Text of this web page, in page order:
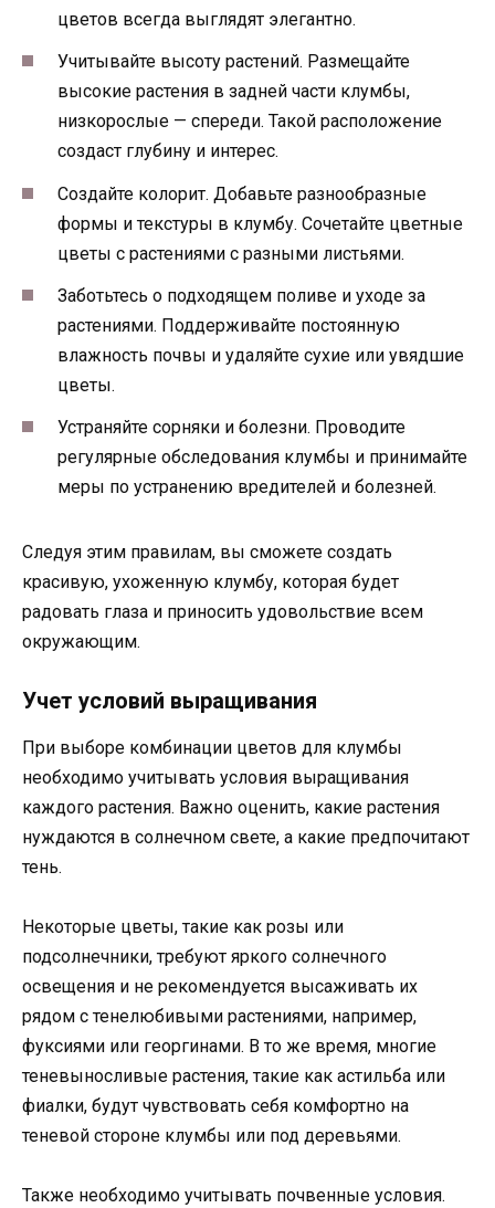
цветов всегда выглядят элегантно.
Учитывайте высоту растений. Размещайте
высокие растения в задней части клумбы,
низкорослые — спереди. Такой расположение
создаст глубину и интерес.
Создайте колорит. Добавьте разнообразные
формы и текстуры в клумбу. Сочетайте цветные
цветы с растениями с разными листьями.
Заботьтесь о подходящем поливе и уходе за
растениями. Поддерживайте постоянную
влажность почвы и удаляйте сухие или увядшие
цветы.
Устраняйте сорняки и болезни. Проводите
регулярные обследования клумбы и принимайте
меры по устранению вредителей и болезней.
Следуя этим правилам, вы сможете создать
красивую, ухоженную клумбу, которая будет
радовать глаза и приносить удовольствие всем
окружающим.
Учет условий выращивания
При выборе комбинации цветов для клумбы
необходимо учитывать условия выращивания
каждого растения. Важно оценить, какие растения
нуждаются в солнечном свете, а какие предпочитают
тень.
Некоторые цветы, такие как розы или
подсолнечники, требуют яркого солнечного
освещения и не рекомендуется высаживать их
рядом с тенелюбивыми растениями, например,
фуксиями или георгинами. В то же время, многие
теневыносливые растения, такие как астильба или
фиалки, будут чувствовать себя комфортно на
теневой стороне клумбы или под деревьями.
Также необходимо учитывать почвенные условия.